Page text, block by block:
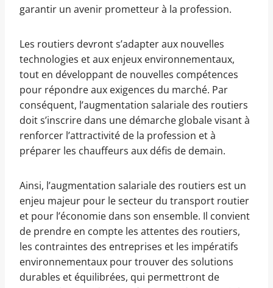
garantir un avenir prometteur à la profession.
Les routiers devront s’adapter aux nouvelles
technologies et aux enjeux environnementaux,
tout en développant de nouvelles compétences
pour répondre aux exigences du marché. Par
conséquent, l’augmentation salariale des routiers
doit s’inscrire dans une démarche globale visant à
renforcer l’attractivité de la profession et à
préparer les chauffeurs aux défis de demain.
Ainsi, l’augmentation salariale des routiers est un
enjeu majeur pour le secteur du transport routier
et pour l’économie dans son ensemble. Il convient
de prendre en compte les attentes des routiers,
les contraintes des entreprises et les impératifs
environnementaux pour trouver des solutions
durables et équilibrées, qui permettront de